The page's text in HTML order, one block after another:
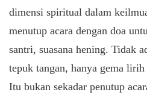
dimensi spiritual dalam
menutup acara dengan doa
santri, suasana hening. Tidak
tepuk tangan, hanya gema
Itu bukan sekadar penutup